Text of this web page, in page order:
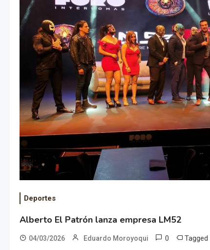
Deportes
Alberto El Patrón lanza empresa LM52
04/03/2026 Eduardo Moroyoqui 0 Tagged